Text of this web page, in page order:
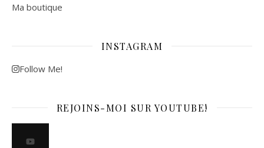
Ma boutique
INSTAGRAM
Follow Me!
REJOINS-MOI SUR YOUTUBE!